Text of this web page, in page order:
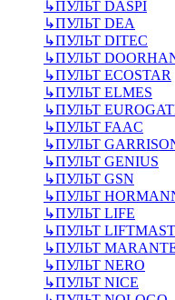
↳ПУЛЬТ DASPI
↳ПУЛЬТ DEA
↳ПУЛЬТ DITEC
↳ПУЛЬТ
↳ПУЛЬТ ECOSTAR
↳ПУЛЬТ ELMES
↳ПУЛЬТ
↳ПУЛЬТ FAAC
↳ПУЛЬТ
↳ПУЛЬТ GENIUS
↳ПУЛЬТ GSN
↳ПУЛЬТ
↳ПУЛЬТ LIFE
↳ПУЛЬТ
↳ПУЛЬТ
↳ПУЛЬТ NERO
↳ПУЛЬТ NICE